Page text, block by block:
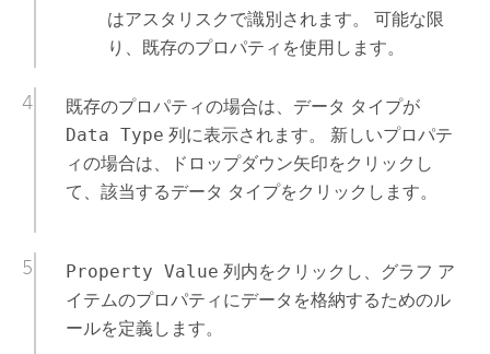
はアスタリスクで識別されます。 可能な限
り、既存のプロパティを使用します。
既存のプロパティの場合は、データ タイプが
Data Type 列に表示されます。 新しいプロパテ
ィの場合は、ドロップダウン矢印をクリックし
て、該当するデータ タイプをクリックします。
Property Value 列内をクリックし、グラフ ア
イテムのプロパティにデータを格納するためのル
ールを定義します。